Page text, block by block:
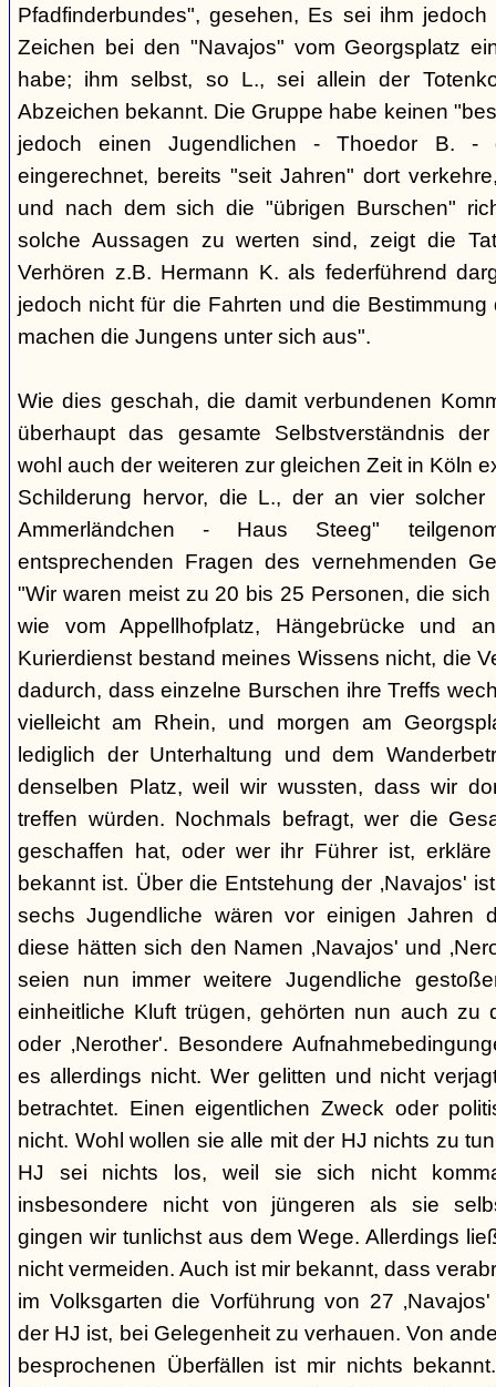
Pfadfinderbundes", gesehen, Es sei ihm
Zeichen bei den "Navajos" vom Georgsplatz
habe; ihm selbst, so L., sei allein der
Abzeichen bekannt. Die Gruppe habe keinen
jedoch einen Jugendlichen - Thoedor B. -
eingerechnet, bereits "seit Jahren" dort
und nach dem sich die "übrigen Burschen"
solche Aussagen zu werten sind, zeigt die
Verhören z.B. Hermann K. als federführend
jedoch nicht für die Fahrten und die
machen die Jungens unter sich aus".
Wie dies geschah, die damit verbundenen
überhaupt das gesamte Selbstverständnis
wohl auch der weiteren zur gleichen Zeit in Köln
Schilderung hervor, die L., der an vier
Ammerländchen - Haus Steeg"
entsprechenden Fragen des vernehmenden
"Wir waren meist zu 20 bis 25 Personen, die
wie vom Appellhofplatz, Hängebrücke und
Kurierdienst bestand meines Wissens nicht, die
dadurch, dass einzelne Burschen ihre Treffs
vielleicht am Rhein, und morgen am
lediglich der Unterhaltung und dem
denselben Platz, weil wir wussten, dass wir
treffen würden. Nochmals befragt, wer die
geschaffen hat, oder wer ihr Führer ist,
bekannt ist. Über die Entstehung der ‚Navajos'
sechs Jugendliche wären vor einigen Jahren
diese hätten sich den Namen ‚Navajos' und
seien nun immer weitere Jugendliche
einheitliche Kluft trügen, gehörten nun auch zu
oder ‚Nerother'. Besondere
es allerdings nicht. Wer gelitten und nicht
betrachtet. Einen eigentlichen Zweck oder
nicht. Wohl wollen sie alle mit der HJ nichts zu
HJ sei nichts los, weil sie sich nicht
insbesondere nicht von jüngeren als sie
gingen wir tunlichst aus dem Wege. Allerdings
nicht vermeiden. Auch ist mir bekannt, dass
im Volksgarten die Vorführung von 27
der HJ ist, bei Gelegenheit zu verhauen. Von
besprochenen Überfällen ist mir nichts